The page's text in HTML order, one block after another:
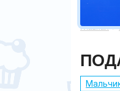
Главная 